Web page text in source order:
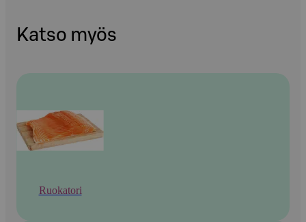
Katso myös
Ruokatori